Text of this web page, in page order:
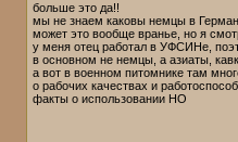
больше это да!!
мы не знаем каковы немцы в
может это вообще вранье, но я
у меня отец работал в УФСИНе,
в основном не немцы, а азиаты,
а вот в военном питомнике там
о рабочих качествах и
факты о использовании НО